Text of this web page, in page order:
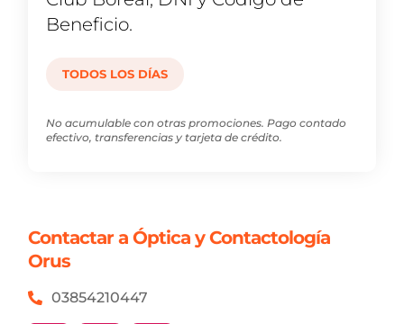
Beneficio.
TODOS LOS DÍAS
No acumulable con otras promociones. Pago contado
efectivo, transferencias y tarjeta de crédito.
Contactar a Óptica y Contactología
Orus
03854210447